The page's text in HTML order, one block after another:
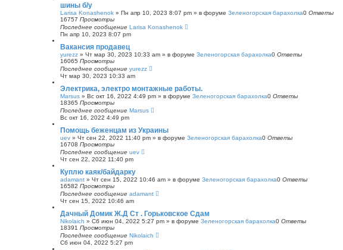
шины б/у
Larisa Konashenok » Пн апр 10, 2023 8:07 pm » в форуме Зеленогорская барахолка0 Ответы
16757 Просмотры
Последнее сообщение Larisa Konashenok
Пн апр 10, 2023 8:07 pm
Вакансия продавец
yurezz » Чт мар 30, 2023 10:33 am » в форуме Зеленогорская барахолка0 Ответы
16065 Просмотры
Последнее сообщение yurezz
Чт мар 30, 2023 10:33 am
Электрика, электро монтажные работы.
Marsus » Вс окт 16, 2022 4:49 pm » в форуме Зеленогорская барахолка0 Ответы
18365 Просмотры
Последнее сообщение Marsus
Вс окт 16, 2022 4:49 pm
Помощь беженцам из Украины
uev » Чт сен 22, 2022 11:40 pm » в форуме Зеленогорская барахолка0 Ответы
16708 Просмотры
Последнее сообщение uev
Чт сен 22, 2022 11:40 pm
Куплю каяк/байдарку
adamant » Чт сен 15, 2022 10:46 am » в форуме Зеленогорская барахолка0 Ответы
16582 Просмотры
Последнее сообщение adamant
Чт сен 15, 2022 10:46 am
Дачный Домик Ж.Д Ст . Горьковское Сдам
Nikolaich » Сб июн 04, 2022 5:27 pm » в форуме Зеленогорская барахолка0 Ответы
18391 Просмотры
Последнее сообщение Nikolaich
Сб июн 04, 2022 5:27 pm